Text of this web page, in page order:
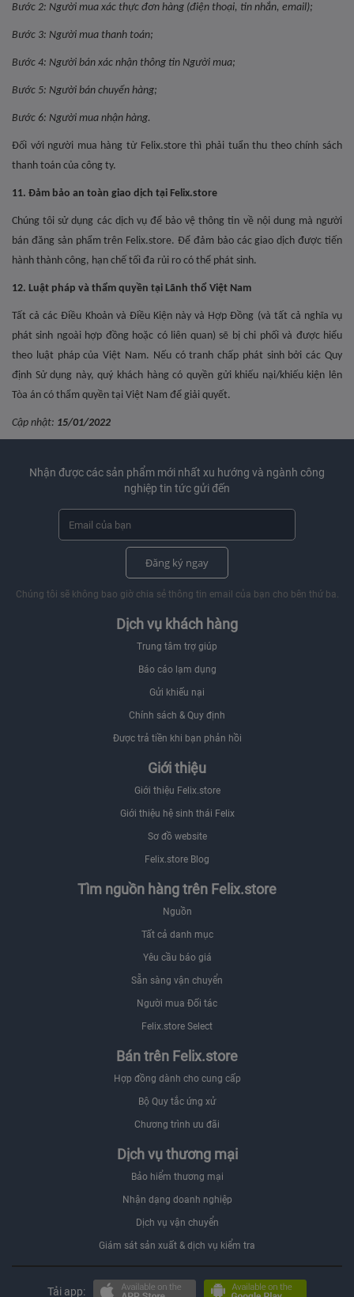
Bước 2: Người mua xác thực đơn hàng (điện thoại, tin nhắn, email);
Bước 3: Người mua thanh toán;
Bước 4: Người bán xác nhận thông tin Người mua;
Bước 5: Người bán chuyển hàng;
Bước 6: Người mua nhận hàng.
Đối với người mua hàng từ Felix.store thì phải tuẩn thu theo chính sách
thanh toán của công ty.
11. Đảm bảo an toàn giao dịch tại Felix.store
Chúng tôi sử dụng các dịch vụ để bảo vệ thông tin về nội dung mà người
bán đăng sản phẩm trên Felix.store. Để đảm bảo các giao dịch được tiến
hành thành công, hạn chế tối đa rủi ro có thể phát sinh.
12. Luật pháp và thẩm quyền tại Lãnh thổ Việt Nam
Tất cả các Điều Khoản và Điều Kiện này và Hợp Đồng (và tất cả nghĩa vụ
phát sinh ngoài hợp đồng hoặc có liên quan) sẽ bị chi phối và được hiểu
theo luật pháp của Việt Nam. Nếu có tranh chấp phát sinh bởi các Quy
định Sử dụng này, quý khách hàng có quyền gửi khiếu nại/khiếu kiện lên
Tòa án có thẩm quyền tại Việt Nam để giải quyết.
Cập nhật: 15/01/2022
Nhận được các sản phẩm mới nhất xu hướng và ngành công
nghiệp tin tức gửi đến
Đăng ký ngay
Chúng tôi sẽ không bao giờ chia sẻ thông tin email của bạn cho bên thứ ba.
Dịch vụ khách hàng
Trung tâm trợ giúp
Báo cáo lạm dụng
Gửi khiếu nại
Chính sách & Quy định
Được trả tiền khi bạn phản hồi
Giới thiệu
Giới thiệu Felix.store
Giới thiệu hệ sinh thái Felix
Sơ đồ website
Felix.store Blog
Tìm nguồn hàng trên Felix.store
Nguồn
Tất cả danh mục
Yêu cầu báo giá
Sẵn sàng vận chuyển
Người mua Đối tác
Felix.store Select
Bán trên Felix.store
Hợp đồng dành cho cung cấp
Bộ Quy tắc ứng xử
Chương trình ưu đãi
Dịch vụ thương mại
Bảo hiểm thương mại
Nhận dạng doanh nghiệp
Dịch vụ vận chuyển
Giám sát sản xuất & dịch vụ kiểm tra
Tải app: